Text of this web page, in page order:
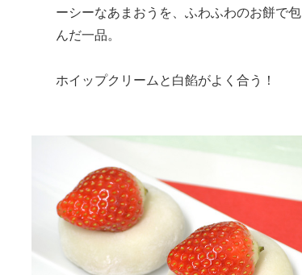
ーシーなあまおうを、ふわふわのお餅で包
んだ一品。
ホイップクリームと白餡がよく合う！